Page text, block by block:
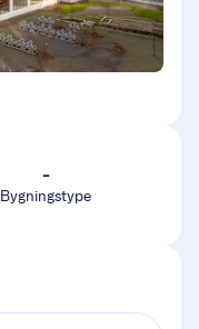
-
Bygningstype